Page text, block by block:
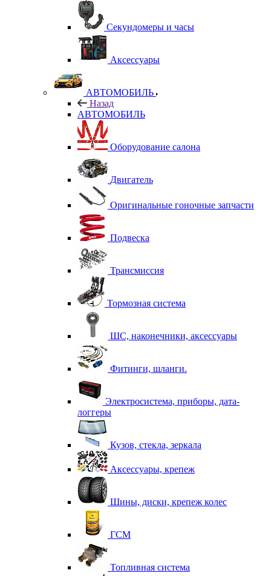
Секундомеры и часы
Аксессуары
АВТОМОБИЛЬ
Назад
АВТОМОБИЛЬ
Оборудование салона
Двигатель
Оригинальные гоночные запчасти
Подвеска
Трансмиссия
Тормозная система
ШС, наконечники, аксессуары
Фитинги, шланги.
Электросистема, приборы, дата-
логгеры
Кузов, стекла, зеркала
Аксессуары, крепеж
Шины, диски, крепеж колес
ГСМ
Топливная система